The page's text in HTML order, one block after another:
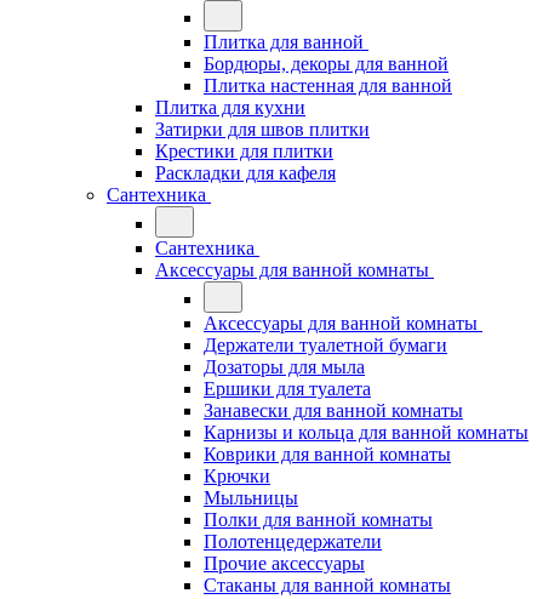
Плитка для ванной
Бордюры, декоры для ванной
Плитка настенная для ванной
Плитка для кухни
Затирки для швов плитки
Крестики для плитки
Раскладки для кафеля
Сантехника
Сантехника
Аксессуары для ванной комнаты
Аксессуары для ванной комнаты
Держатели туалетной бумаги
Дозаторы для мыла
Ершики для туалета
Занавески для ванной комнаты
Карнизы и кольца для ванной комнаты
Коврики для ванной комнаты
Крючки
Мыльницы
Полки для ванной комнаты
Полотенцедержатели
Прочие аксессуары
Стаканы для ванной комнаты